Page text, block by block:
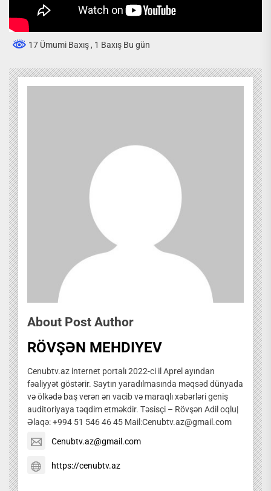
17 Ümumi Baxış, 1 Baxış Bu gün
About Post Author
RÖVŞƏN MEHDIYEV
Cenubtv.az internet portalı 2022-ci il Aprel ayından
fəaliyyət göstərir. Saytın yaradılmasında məqsəd dünyada
və ölkədə baş verən ən vacib və maraqlı xəbərləri geniş
auditoriyaya təqdim etməkdir. Təsisçi – Rövşən Adil oqlu|
Əlaqə: +994 51 546 46 45 Mail:Cenubtv.az@gmail.com
Cenubtv.az@gmail.com
https://cenubtv.az